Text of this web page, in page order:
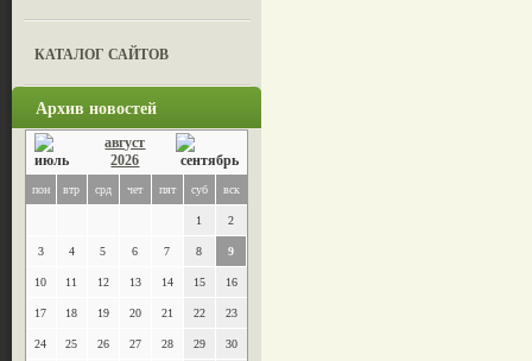
КАТАЛОГ САЙТОВ
Архив новостей
август
2026
пон втр срд чет пят суб вск
1 2
3 4 5 6 7 8 9
10 11 12 13 14 15 16
17 18 19 20 21 22 23
24 25 26 27 28 29 30